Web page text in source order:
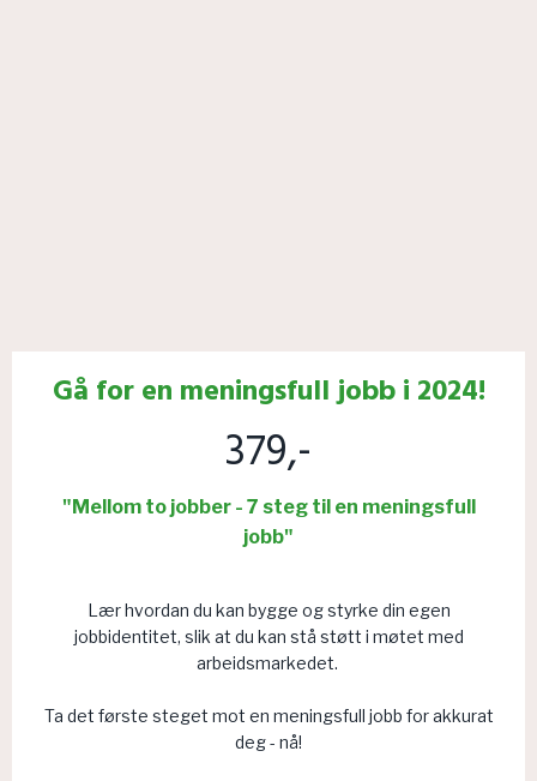
Gå for en meningsfull jobb i 2024!
379,-
"Mellom to jobber - 7 steg til en meningsfull
jobb"
Lær hvordan du kan bygge og styrke din egen
jobbidentitet, slik at du kan stå støtt i møtet med
arbeidsmarkedet.
Ta det første steget mot en meningsfull jobb for akkurat
deg - nå!